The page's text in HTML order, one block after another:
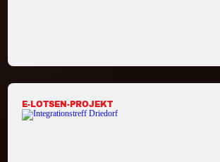
E-LOTSEN-PROJEKT